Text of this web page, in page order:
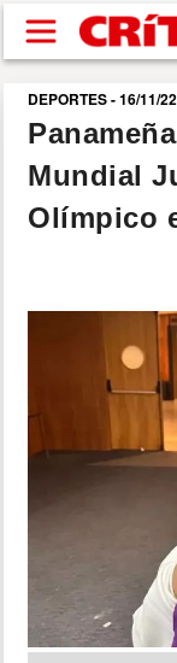
Pasar al
SUCESOS
POLÍTICA
DEPORTES
MULTIMEDIA
DEPORTES - 16/11/
Mundial
Olímpico